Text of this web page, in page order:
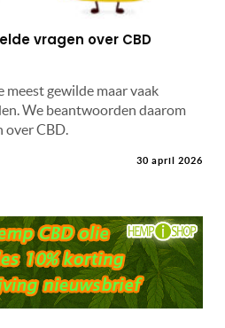
vragen over CBD
meest gewilde maar vaak
We beantwoorden daarom
over CBD.
30 april 2026